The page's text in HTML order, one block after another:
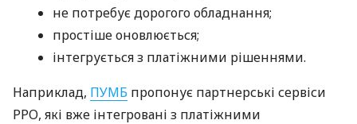
не потребує дорогого обладнання;
простіше оновлюється;
інтегрується з платіжними рішеннями.
Наприклад, ПУМБ пропонує партнерські сервіси
РРО, які вже інтегровані з платіжними